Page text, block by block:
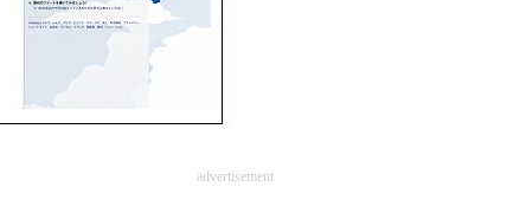
advertisement